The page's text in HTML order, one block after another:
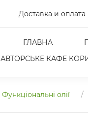
Доставка и оплата
ГЛАВНА
АВТОРСЬКЕ КАФЕ
Функціональні олії /